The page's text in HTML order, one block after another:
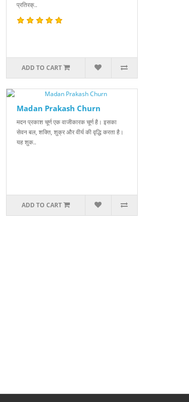
प्रतिरक्..
ADD TO CART
Madan Prakash Churn
मदन प्रकाश चूर्ण एक वाजीकारक चूर्ण है। इसका
सेवन बल, शक्ति, शुक्र और वीर्य की वृद्धि करता है।
यह शुक..
ADD TO CART